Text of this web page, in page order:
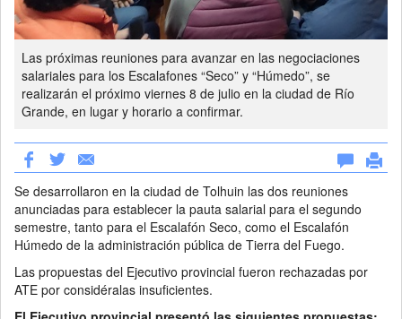
Las próximas reuniones para avanzar en las negociaciones
salariales para los Escalafones “Seco” y “Húmedo”, se
realizarán el próximo viernes 8 de julio en la ciudad de Río
Grande, en lugar y horario a confirmar.
Se desarrollaron en la ciudad de Tolhuin las dos reuniones
anunciadas para establecer la pauta salarial para el segundo
semestre, tanto para el Escalafón Seco, como el Escalafón
Húmedo de la administración pública de Tierra del Fuego.
Las propuestas del Ejecutivo provincial fueron rechazadas por
ATE por considéralas insuficientes.